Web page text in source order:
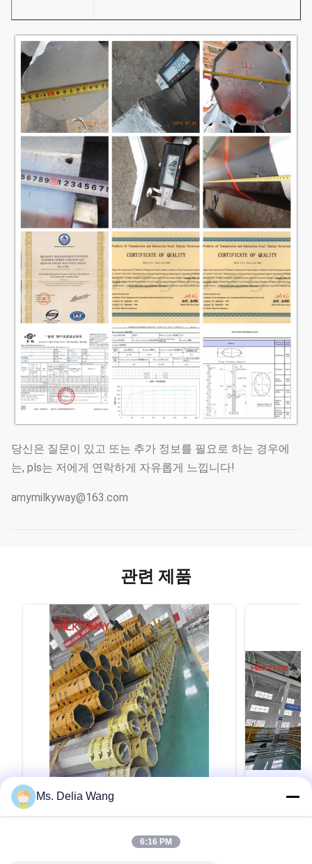
당신은 질문이 있고 또는 추가 정보를 필요로 하는 경우에
는, pls는 저에게 연락하게 자유롭게 느낍니다!
amymilkyway@163.com
관련 제품
Q345B and Q235B Steel with Safety
Ms. Delia Wang
6:16 PM